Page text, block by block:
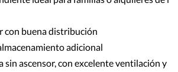
con buena distribución
adicional
sin ascensor, con excelente ventilación y